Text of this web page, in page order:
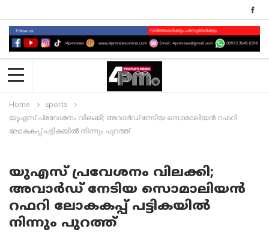
Home
sports
യുഎസ് പ്രവേശനം വിലക്കി; അവാർഡ് നേടിയ സൊമാലിയൻ റഫറി
ലോകകപ്പ് പട്ടികയിൽ നിന്നും പുറത്ത്
യുഎസ് പ്രവേശനം വിലക്കി;
അവാർഡ് നേടിയ സൊമാലിയൻ
റഫറി ലോകകപ്പ് പട്ടികയിൽ
നിന്നും പുറത്ത്